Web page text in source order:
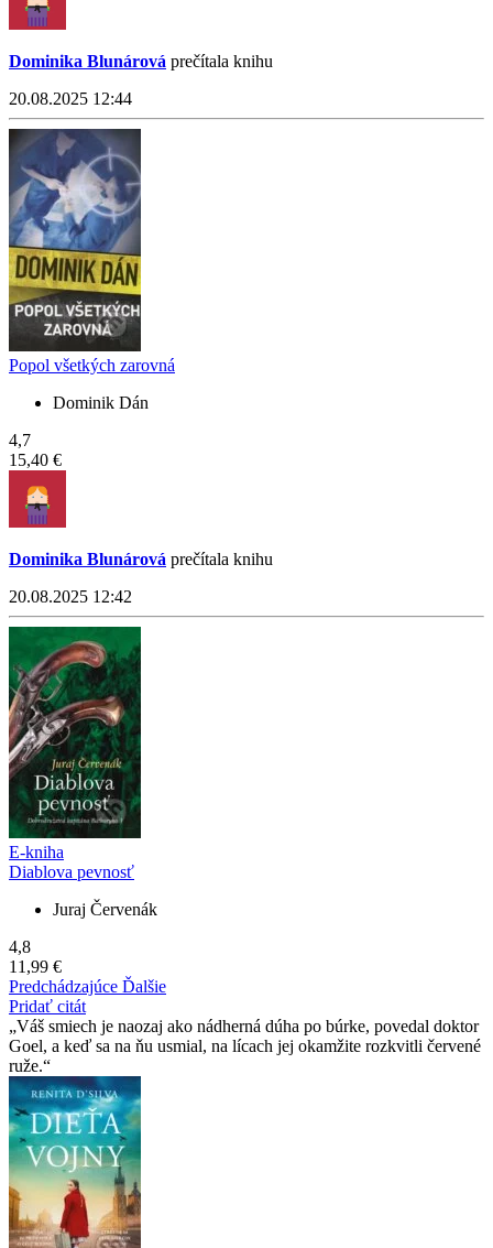
Dominika Blunárová prečítala knihu
20.08.2025 12:44
Popol všetkých zarovná
Dominik Dán
4,7
15,40 €
Dominika Blunárová prečítala knihu
20.08.2025 12:42
E-kniha
Diablova pevnosť
Juraj Červenák
4,8
11,99 €
Predchádzajúce Ďalšie
Pridať citát
Váš smiech je naozaj ako nádherná dúha po búrke, povedal doktor
Goel, a keď sa na ňu usmial, na lícach jej okamžite rozkvitli červené
ruže.